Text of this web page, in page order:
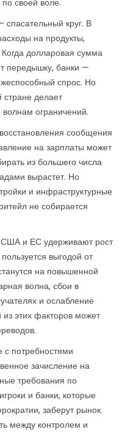
своей воле.
спасательный круг. В
на продукты,
долларовая сумма
передышку, банки —
спрос. Но
стране делает
ограничений.
сообщения
на зарплаты может
из большего числа
вырастет. Но
и инфраструктурные
не собирается
и ЕС удерживают рост
выгодой от
на повышенной
волна, сбои в
и ослабление
этих факторов может
с потребностями
зачисление на
требования по
и банки, которые
заберут рынок.
между контролем и